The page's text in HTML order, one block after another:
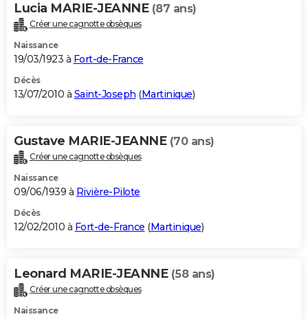
Lucia MARIE-JEANNE (87 ans)
Créer une cagnotte obsèques
Naissance
19/03/1923 à Fort-de-France
Décès
13/07/2010 à Saint-Joseph (Martinique)
Gustave MARIE-JEANNE (70 ans)
Créer une cagnotte obsèques
Naissance
09/06/1939 à Rivière-Pilote
Décès
12/02/2010 à Fort-de-France (Martinique)
Leonard MARIE-JEANNE (58 ans)
Créer une cagnotte obsèques
Naissance